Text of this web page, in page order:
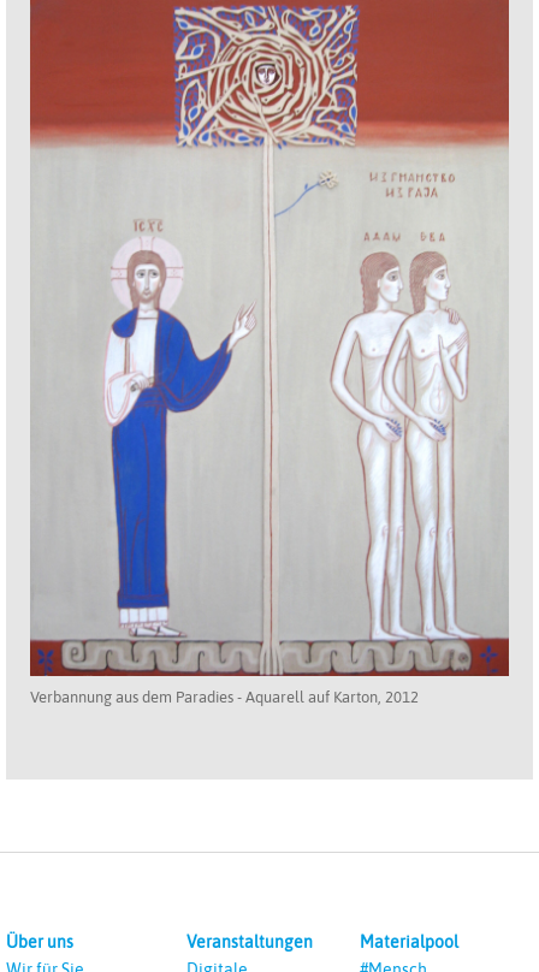
Verbannung aus dem Paradies - Aquarell auf Karton, 2012
Über uns
Veranstaltungen
Materialpool